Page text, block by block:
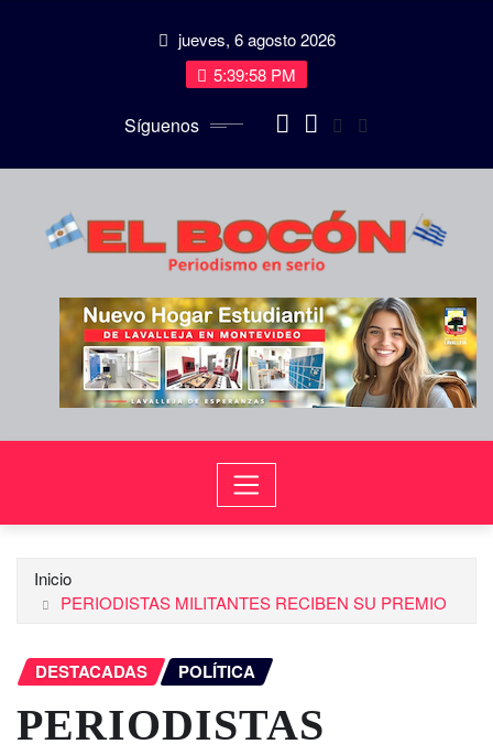
jueves, 6 agosto 2026
5:39:59 PM
Síguenos
Inicio
PERIODISTAS MILITANTES RECIBEN SU PREMIO
DESTACADAS POLÍTICA
PERIODISTAS